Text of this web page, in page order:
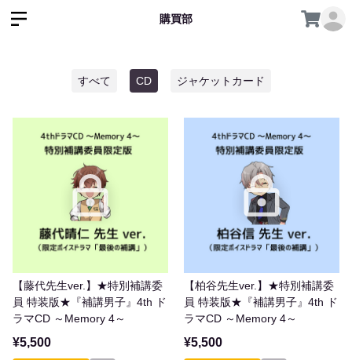
購買部
すべて CD ジャケットカード
【藤代先生ver.】★特別補講委
員 特装版★『補講男子』4th ド
ラマCD ～Memory 4～
¥5,500
【柏谷先生ver.】★特別補講委
員 特装版★『補講男子』4th ド
ラマCD ～Memory 4～
¥5,500